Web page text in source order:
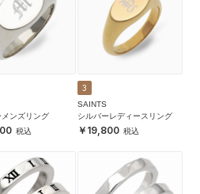
メンズリング
3
SAINTS
シルバーレディースリング
19,800